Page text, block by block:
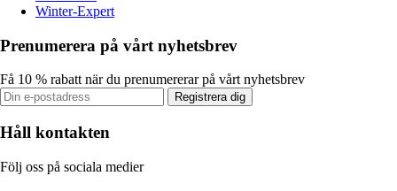
Winter-Expert
Prenumerera på vårt nyhetsbrev
Få 10 % rabatt när du prenumererar på vårt nyhetsbrev
Registrera dig
Håll kontakten
Följ oss på sociala medier